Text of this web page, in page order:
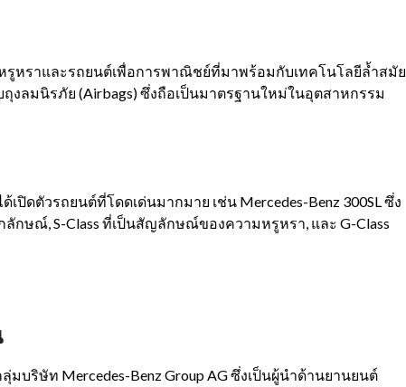
รูหราและรถยนต์เพื่อการพาณิชย์ที่มาพร้อมกับเทคโนโลยีล้ำสมัย
ถุงลมนิรภัย (Airbags)ซึ่งถือเป็นมาตรฐานใหม่ในอุตสาหกรรม
ด้เปิดตัวรถยนต์ที่โดดเด่นมากมาย เช่น Mercedes-Benz 300SLซึ่ง
กลักษณ์, S-Class ที่เป็นสัญลักษณ์ของความหรูหรา, และ G-Class
ลุ่มบริษัท Mercedes-Benz Group AGซึ่งเป็นผู้นำด้านยานยนต์